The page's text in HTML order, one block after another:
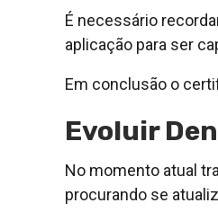
É necessário
aplicação para ser
Em conclusão o
Evoluir
No momento atual
procurando se